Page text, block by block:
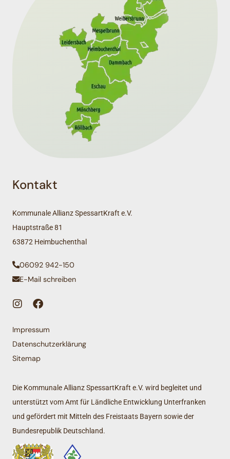
Kontakt
Kommunale Allianz SpessartKraft e.V.
Hauptstraße 81
63872 Heimbuchenthal
06092 942-150
E-Mail schreiben
Impressum
Datenschutzerklärung
Sitemap
Die Kommunale Allianz SpessartKraft e.V. wird begleitet und
unterstützt vom Amt für Ländliche Entwicklung Unterfranken
und gefördert mit Mitteln des Freistaats Bayern sowie der
Bundesrepublik Deutschland.